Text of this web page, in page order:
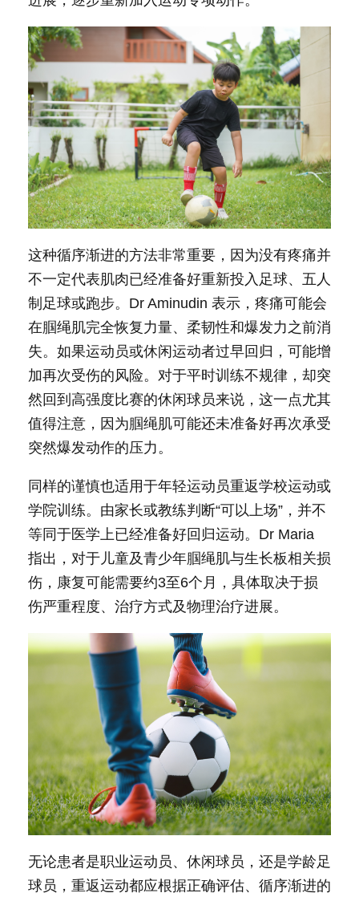
这种循序渐进的方法非常重要，因为没有疼痛并
不一定代表肌肉已经准备好重新投入足球、五人
制足球或跑步。Dr Aminudin 表示，疼痛可能会
在腘绳肌完全恢复力量、柔韧性和爆发力之前消
失。如果运动员或休闲运动者过早回归，可能增
加再次受伤的风险。对于平时训练不规律，却突
然回到高强度比赛的休闲球员来说，这一点尤其
值得注意，因为腘绳肌可能还未准备好再次承受
突然爆发动作的压力。
同样的谨慎也适用于年轻运动员重返学校运动或
学院训练。由家长或教练判断“可以上场”，并不
等同于医学上已经准备好回归运动。Dr Maria
指出，对于儿童及青少年腘绳肌与生长板相关损
伤，康复可能需要约3至6个月，具体取决于损
伤严重程度、治疗方式及物理治疗进展。
无论患者是职业运动员、休闲球员，还是学龄足
球员，重返运动都应根据正确评估、循序渐进的